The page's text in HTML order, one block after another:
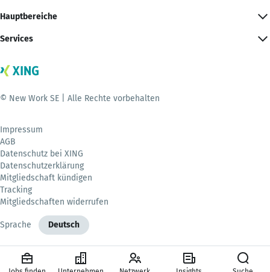
Hauptbereiche
Services
© New Work SE | Alle Rechte vorbehalten
Impressum
AGB
Datenschutz bei XING
Datenschutzerklärung
Mitgliedschaft kündigen
Tracking
Mitgliedschaften widerrufen
Sprache Deutsch